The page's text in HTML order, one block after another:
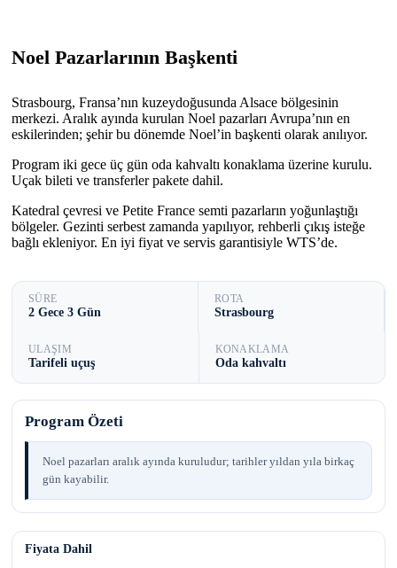
Noel Pazarlarının Başkenti
Strasbourg, Fransa’nın kuzeydoğusunda Alsace bölgesinin
merkezi. Aralık ayında kurulan Noel pazarları Avrupa’nın en
eskilerinden; şehir bu dönemde Noel’in başkenti olarak anılıyor.
Program iki gece üç gün oda kahvaltı konaklama üzerine kurulu.
Uçak bileti ve transferler pakete dahil.
Katedral çevresi ve Petite France semti pazarların yoğunlaştığı
bölgeler. Gezinti serbest zamanda yapılıyor, rehberli çıkış isteğe
bağlı ekleniyor. En iyi fiyat ve servis garantisiyle WTS’de.
SÜRE
2 Gece 3 Gün
ROTA
Strasbourg
ULAŞIM
Tarifeli uçuş
KONAKLAMA
Oda kahvaltı
Program Özeti
Noel pazarları aralık ayında kuruludur; tarihler yıldan yıla birkaç
gün kayabilir.
Fiyata Dahil